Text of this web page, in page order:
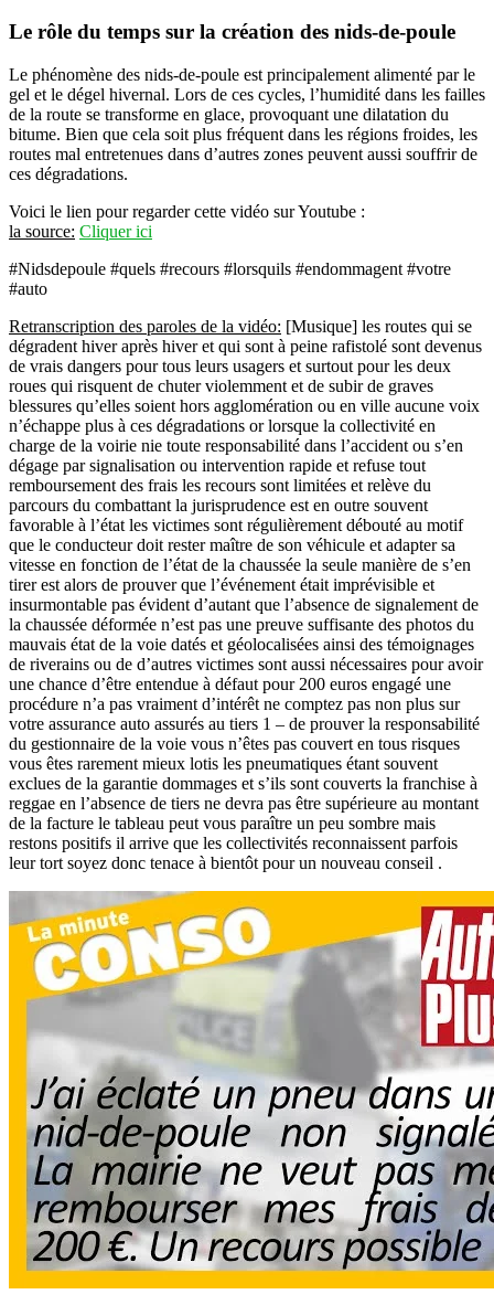
Le rôle du temps sur la création des nids-de-poule
Le phénomène des nids-de-poule est principalement alimenté par le
gel et le dégel hivernal. Lors de ces cycles, l’humidité dans les failles
de la route se transforme en glace, provoquant une dilatation du
bitume. Bien que cela soit plus fréquent dans les régions froides, les
routes mal entretenues dans d’autres zones peuvent aussi souffrir de
ces dégradations.
Voici le lien pour regarder cette vidéo sur Youtube :
la source: Cliquer ici
#Nidsdepoule #quels #recours #lorsquils #endommagent #votre
#auto
Retranscription des paroles de la vidéo: [Musique] les routes qui se
dégradent hiver après hiver et qui sont à peine rafistolé sont devenus
de vrais dangers pour tous leurs usagers et surtout pour les deux
roues qui risquent de chuter violemment et de subir de graves
blessures qu’elles soient hors agglomération ou en ville aucune voix
n’échappe plus à ces dégradations or lorsque la collectivité en
charge de la voirie nie toute responsabilité dans l’accident ou s’en
dégage par signalisation ou intervention rapide et refuse tout
remboursement des frais les recours sont limitées et relève du
parcours du combattant la jurisprudence est en outre souvent
favorable à l’état les victimes sont régulièrement débouté au motif
que le conducteur doit rester maître de son véhicule et adapter sa
vitesse en fonction de l’état de la chaussée la seule manière de s’en
tirer est alors de prouver que l’événement était imprévisible et
insurmontable pas évident d’autant que l’absence de signalement de
la chaussée déformée n’est pas une preuve suffisante des photos du
mauvais état de la voie datés et géolocalisées ainsi des témoignages
de riverains ou de d’autres victimes sont aussi nécessaires pour avoir
une chance d’être entendue à défaut pour 200 euros engagé une
procédure n’a pas vraiment d’intérêt ne comptez pas non plus sur
votre assurance auto assurés au tiers 1 – de prouver la responsabilité
du gestionnaire de la voie vous n’êtes pas couvert en tous risques
vous êtes rarement mieux lotis les pneumatiques étant souvent
exclues de la garantie dommages et s’ils sont couverts la franchise à
reggae en l’absence de tiers ne devra pas être supérieure au montant
de la facture le tableau peut vous paraître un peu sombre mais
restons positifs il arrive que les collectivités reconnaissent parfois
leur tort soyez donc tenace à bientôt pour un nouveau conseil .